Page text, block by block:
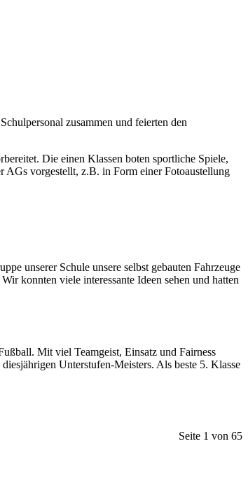
zusammen und feierten den
Die einen Klassen boten sportliche Spiele,
AGs vorgestellt, z.B. in Form einer Fotoaustellung
unserer Schule unsere selbst gebauten Fahrzeuge
konnten viele interessante Ideen sehen und hatten
Mit viel Teamgeist, Einsatz und Fairness
Unterstufen-Meisters. Als beste 5. Klasse
Seite 1 von 65